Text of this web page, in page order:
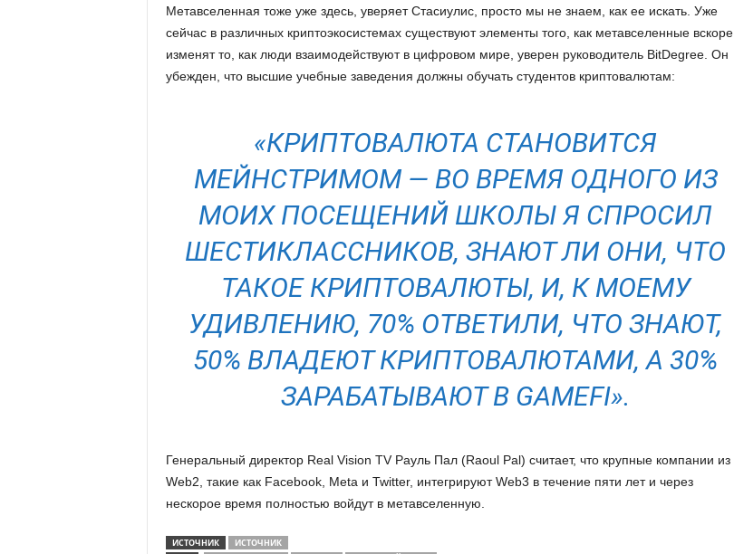
Метавселенная тоже уже здесь, уверяет Стасиулис, просто мы не знаем, как ее искать. Уже
сейчас в различных криптоэкосистемах существуют элементы того, как метавселенные вскоре
изменят то, как люди взаимодействуют в цифровом мире, уверен руководитель BitDegree. Он
убежден, что высшие учебные заведения должны обучать студентов криптовалютам:
«КРИПТОВАЛЮТА СТАНОВИТСЯ
МЕЙНСТРИМОМ — ВО ВРЕМЯ ОДНОГО ИЗ
МОИХ ПОСЕЩЕНИЙ ШКОЛЫ Я СПРОСИЛ
ШЕСТИКЛАССНИКОВ, ЗНАЮТ ЛИ ОНИ, ЧТО
ТАКОЕ КРИПТОВАЛЮТЫ, И, К МОЕМУ
УДИВЛЕНИЮ, 70% ОТВЕТИЛИ, ЧТО ЗНАЮТ,
50% ВЛАДЕЮТ КРИПТОВАЛЮТАМИ, А 30%
ЗАРАБАТЫВАЮТ В GAMEFI».
Генеральный директор Real Vision TV Рауль Пал (Raoul Pal) считает, что крупные компании из
Web2, такие как Facebook, Meta и Twitter, интегрируют Web3 в течение пяти лет и через
нескорое время полностью войдут в метавселенную.
ИСТОЧНИК
ИСТОЧНИК